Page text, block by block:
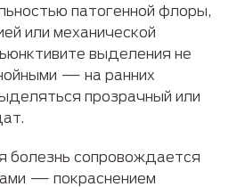
патогенной флоры,
или механической
выделения не
— на ранних
прозрачный или
болезнь сопровождается
— покраснением